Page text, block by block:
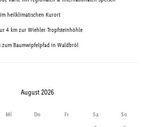
heilklimatischen Kurort
4 km zur Wiehler Tropfsteinhöhle
zum Baumwipfelpfad in Waldbröl
August 2026
Mi Do Fr Sa So